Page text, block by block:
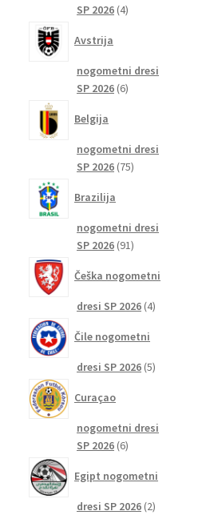
SP 2026 44
Avstrija
nogometni dresi
SP 2026 66
Belgija
nogometni dresi
SP 2026 7575
Brazilija
nogometni dresi
SP 2026 9191
Češka nogometni
dresi SP 2026 44
Čile nogometni
dresi SP 2026 55
Curaçao
nogometni dresi
SP 2026 66
Egipt nogometni
dresi SP 2026 22